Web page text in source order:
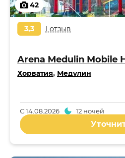
42
3,3 1 отзыв
Arena Medulin Mobile
Хорватия, Медулин
С14.08.2026 12 ночей